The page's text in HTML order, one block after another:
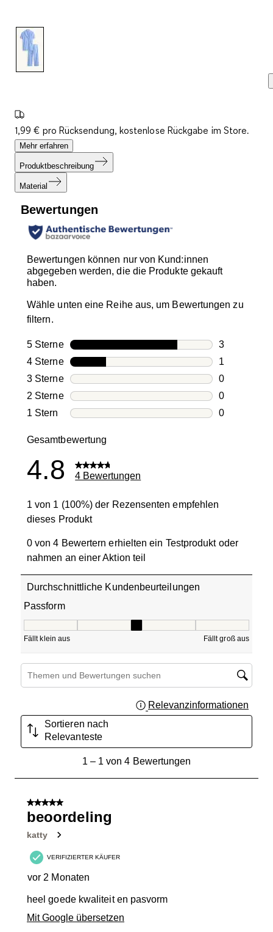
1,99 € pro Rücksendung, kostenlose Rückgabe im Store.
Mehr erfahren
Produktbeschreibung
Material
Bewertungen
Bewertungen können nur von Kund:innen
abgegeben werden, die die Produkte gekauft
haben.
Wähle unten eine Reihe aus, um Bewertungen zu
filtern.
5 SterneSterne
3
3
4 SterneSterne
1
1
3 SterneSterne
0
0
2 SterneSterne
0
0
1 Stern Sterne
0
Gesamtbewertung
4.8 4 Bewertungen
1 von 1 (100%) der Rezensenten empfehlen
dieses Produkt
0 von 4 Bewertern erhielten ein Testprodukt oder
nahmen an einer Aktion teil
Durchschnittliche Kundenbeurteilungen
Passform
Fällt klein aus Fällt groß aus
Suchthemen und Bewertungen Suchregion
Relevanzinformationen
Sortieren nach
Relevanteste
von
Bewertungen.
1– 1 von 4 Bewertungen
5 von 5 Sternen.
beoordeling
katty
VERIFIZIERTER KÄUFER
vor 2 Monaten
heel goede kwaliteit en pasvorm
Mit Google übersetzen